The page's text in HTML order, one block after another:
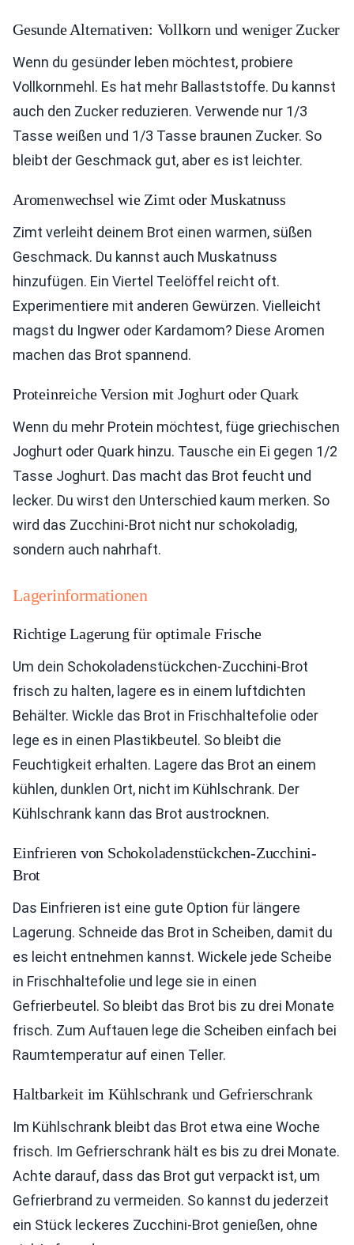
Gesunde Alternativen: Vollkorn und weniger Zucker
Wenn du gesünder leben möchtest, probiere
Vollkornmehl. Es hat mehr Ballaststoffe. Du kannst
auch den Zucker reduzieren. Verwende nur 1/3
Tasse weißen und 1/3 Tasse braunen Zucker. So
bleibt der Geschmack gut, aber es ist leichter.
Aromenwechsel wie Zimt oder Muskatnuss
Zimt verleiht deinem Brot einen warmen, süßen
Geschmack. Du kannst auch Muskatnuss
hinzufügen. Ein Viertel Teelöffel reicht oft.
Experimentiere mit anderen Gewürzen. Vielleicht
magst du Ingwer oder Kardamom? Diese Aromen
machen das Brot spannend.
Proteinreiche Version mit Joghurt oder Quark
Wenn du mehr Protein möchtest, füge griechischen
Joghurt oder Quark hinzu. Tausche ein Ei gegen 1/2
Tasse Joghurt. Das macht das Brot feucht und
lecker. Du wirst den Unterschied kaum merken. So
wird das Zucchini-Brot nicht nur schokoladig,
sondern auch nahrhaft.
Lagerinformationen
Richtige Lagerung für optimale Frische
Um dein Schokoladenstückchen-Zucchini-Brot
frisch zu halten, lagere es in einem luftdichten
Behälter. Wickle das Brot in Frischhaltefolie oder
lege es in einen Plastikbeutel. So bleibt die
Feuchtigkeit erhalten. Lagere das Brot an einem
kühlen, dunklen Ort, nicht im Kühlschrank. Der
Kühlschrank kann das Brot austrocknen.
Einfrieren von Schokoladenstückchen-Zucchini-
Brot
Das Einfrieren ist eine gute Option für längere
Lagerung. Schneide das Brot in Scheiben, damit du
es leicht entnehmen kannst. Wickele jede Scheibe
in Frischhaltefolie und lege sie in einen
Gefrierbeutel. So bleibt das Brot bis zu drei Monate
frisch. Zum Auftauen lege die Scheiben einfach bei
Raumtemperatur auf einen Teller.
Haltbarkeit im Kühlschrank und Gefrierschrank
Im Kühlschrank bleibt das Brot etwa eine Woche
frisch. Im Gefrierschrank hält es bis zu drei Monate.
Achte darauf, dass das Brot gut verpackt ist, um
Gefrierbrand zu vermeiden. So kannst du jederzeit
ein Stück leckeres Zucchini-Brot genießen, ohne